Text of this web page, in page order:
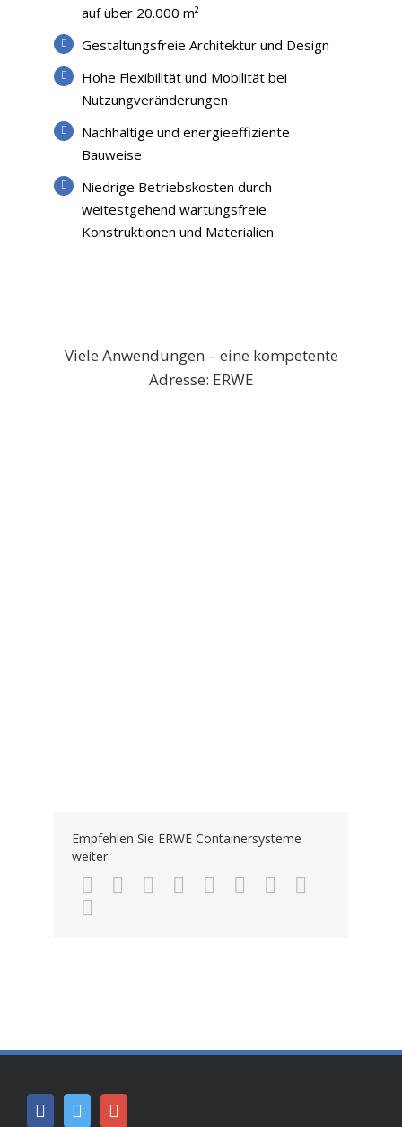
auf über 20.000 m²
Gestaltungsfreie Architektur und Design
Hohe Flexibilität und Mobilität bei
Nutzungveränderungen
Nachhaltige und energieeffiziente
Bauweise
Niedrige Betriebskosten durch
weitestgehend wartungsfreie
Konstruktionen und Materialien
Viele Anwendungen – eine kompetente
Adresse: ERWE
Empfehlen Sie ERWE Containersysteme
weiter.